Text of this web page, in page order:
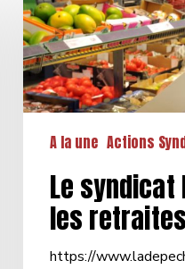
Modef
évoque
les
retraites
agricoles
A la une Actions
Le syndicat
les
https://